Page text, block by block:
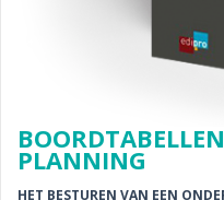
PLANNING
HET BESTUREN VAN EEN